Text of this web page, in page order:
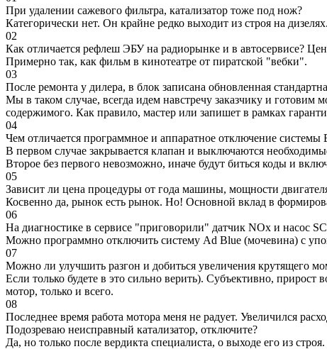
При удалении сажевого фильтра, катализатор тоже под нож?
Категорически нет. Он крайне редко выходит из строя на дизелях.
02
Как отличается рефлеш ЭБУ на радиорынке и в автосервисе?
Примерно так, как фильм в кинотеатре от пиратской "вебки".
03
После ремонта у дилера, в блок записана обновленная
Мы в таком случае, всегда идем навстречу заказчику и готовим
содержимого. Как правило, мастер или запишет в рамках
04
Чем отличается программное и аппаратное отключение системы
В первом случае закрывается клапан и выключаются
Второе без первого невозможно, иначе будут биться коды и
05
Зависит ли цена процедуры от года машины, мощности
Косвенно да, рынок есть рынок. Но! Основной вклад в
06
На диагностике в сервисе "приговорили" датчик NOx и насос
Можно программно отключить систему Ad Blue (мочевина) с
07
Можно ли улучшить разгон и добиться увеличения крутящего
Если только будете в это сильно верить). Субъективно,
мотор, только и всего.
08
Последнее время работа мотора меня не радует. Увеличился
Подозреваю неисправный катализатор, отключите?
Да, но только после вердикта специалиста, о выходе его из